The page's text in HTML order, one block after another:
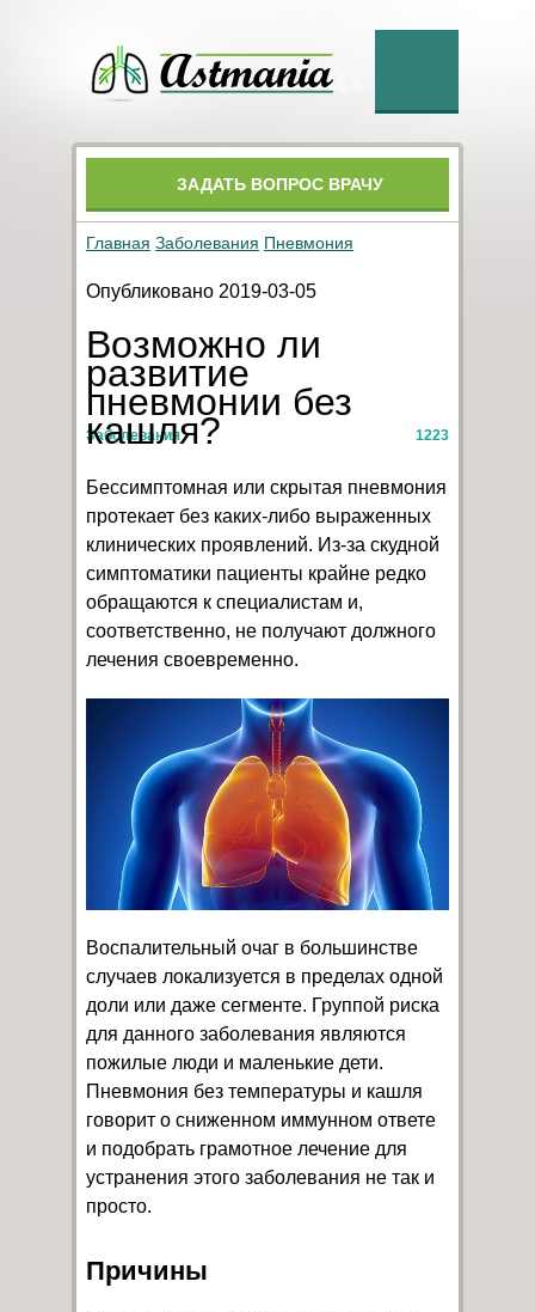
ЗАДАТЬ ВОПРОС ВРАЧУ
Главная Заболевания Пневмония
Опубликовано 2019-03-05
Возможно ли
развитие
пневмонии без
кашля?
Заболевания 1223
Бессимптомная или скрытая пневмония
протекает без каких-либо выраженных
клинических проявлений. Из-за скудной
симптоматики пациенты крайне редко
обращаются к специалистам и,
соответственно, не получают должного
лечения своевременно.
Воспалительный очаг в большинстве
случаев локализуется в пределах одной
доли или даже сегменте. Группой риска
для данного заболевания являются
пожилые люди и маленькие дети.
Пневмония без температуры и кашля
говорит о сниженном иммунном ответе
и подобрать грамотное лечение для
устранения этого заболевания не так и
просто.
Причины